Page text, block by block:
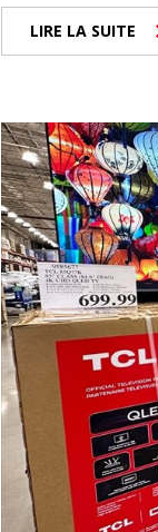
LIRE LA SUITE